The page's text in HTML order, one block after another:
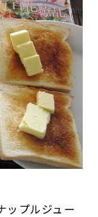
ップルジュー